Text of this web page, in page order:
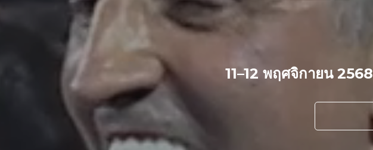
11–12 พฤศจิกายน 2568